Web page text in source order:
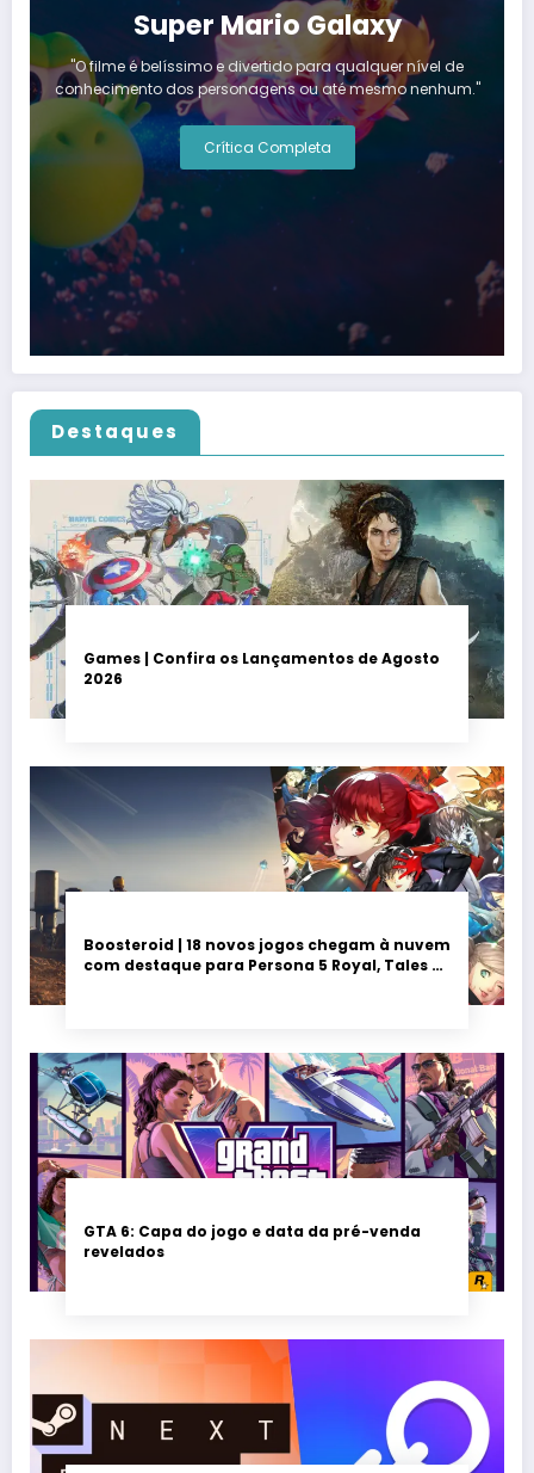
Super Mario Galaxy
"O filme é belíssimo e divertido para qualquer nível de
conhecimento dos personagens ou até mesmo nenhum."
Crítica Completa
Destaques
Games | Confira os Lançamentos de Agosto
2026
Boosteroid | 18 novos jogos chegam à nuvem
com destaque para Persona 5 Royal, Tales of
GTA 6: Capa do jogo e data da pré-venda
revelados